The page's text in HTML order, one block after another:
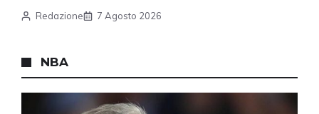
Redazione 7 Agosto 2026
NBA